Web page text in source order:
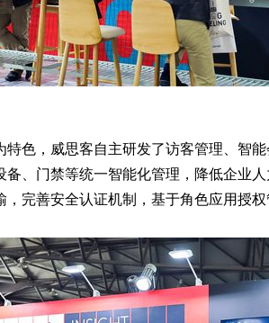
色，威思客自主研发了访客管理、智
、门禁等统一智能化管理，降低企业
完善安全认证机制，基于角色应用授